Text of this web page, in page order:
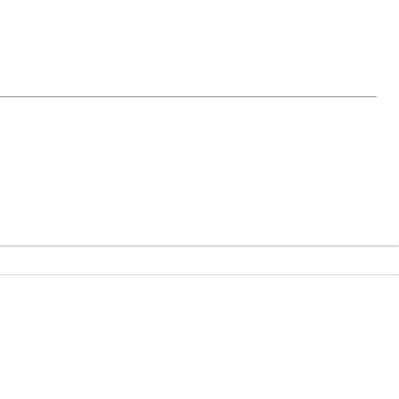
à quelques minutes des commerces et groupe scolaire,
aménagée avec sa vaste terrasse en bois et son espace
d'espace et de confort. Contactez-moi vite!